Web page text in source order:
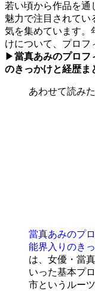
若い頃から作品を通
魅力で注目されてい
気を集めています。
けについて、プロフ
▶當真あみのプロフ
のきっかけと経歴ま
あわせて読み
當真あみのプ
能界入りのき
は、女優・當
いった基本プ
市というルー